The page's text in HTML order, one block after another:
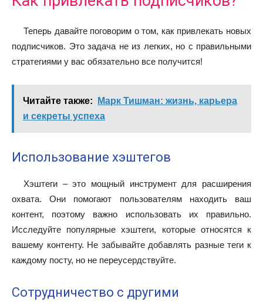
Теперь давайте поговорим о том, как привлекать новых
подписчиков. Это задача не из легких, но с правильными
стратегиями у вас обязательно все получится!
Читайте также:
Марк Тишман: жизнь, карьера
и секреты успеха
Использование хэштегов
Хэштеги – это мощный инструмент для расширения
охвата. Они помогают пользователям находить ваш
контент, поэтому важно использовать их правильно.
Исследуйте популярные хэштеги, которые относятся к
вашему контенту. Не забывайте добавлять разные теги к
каждому посту, но не переусердствуйте.
Сотрудничество с другими